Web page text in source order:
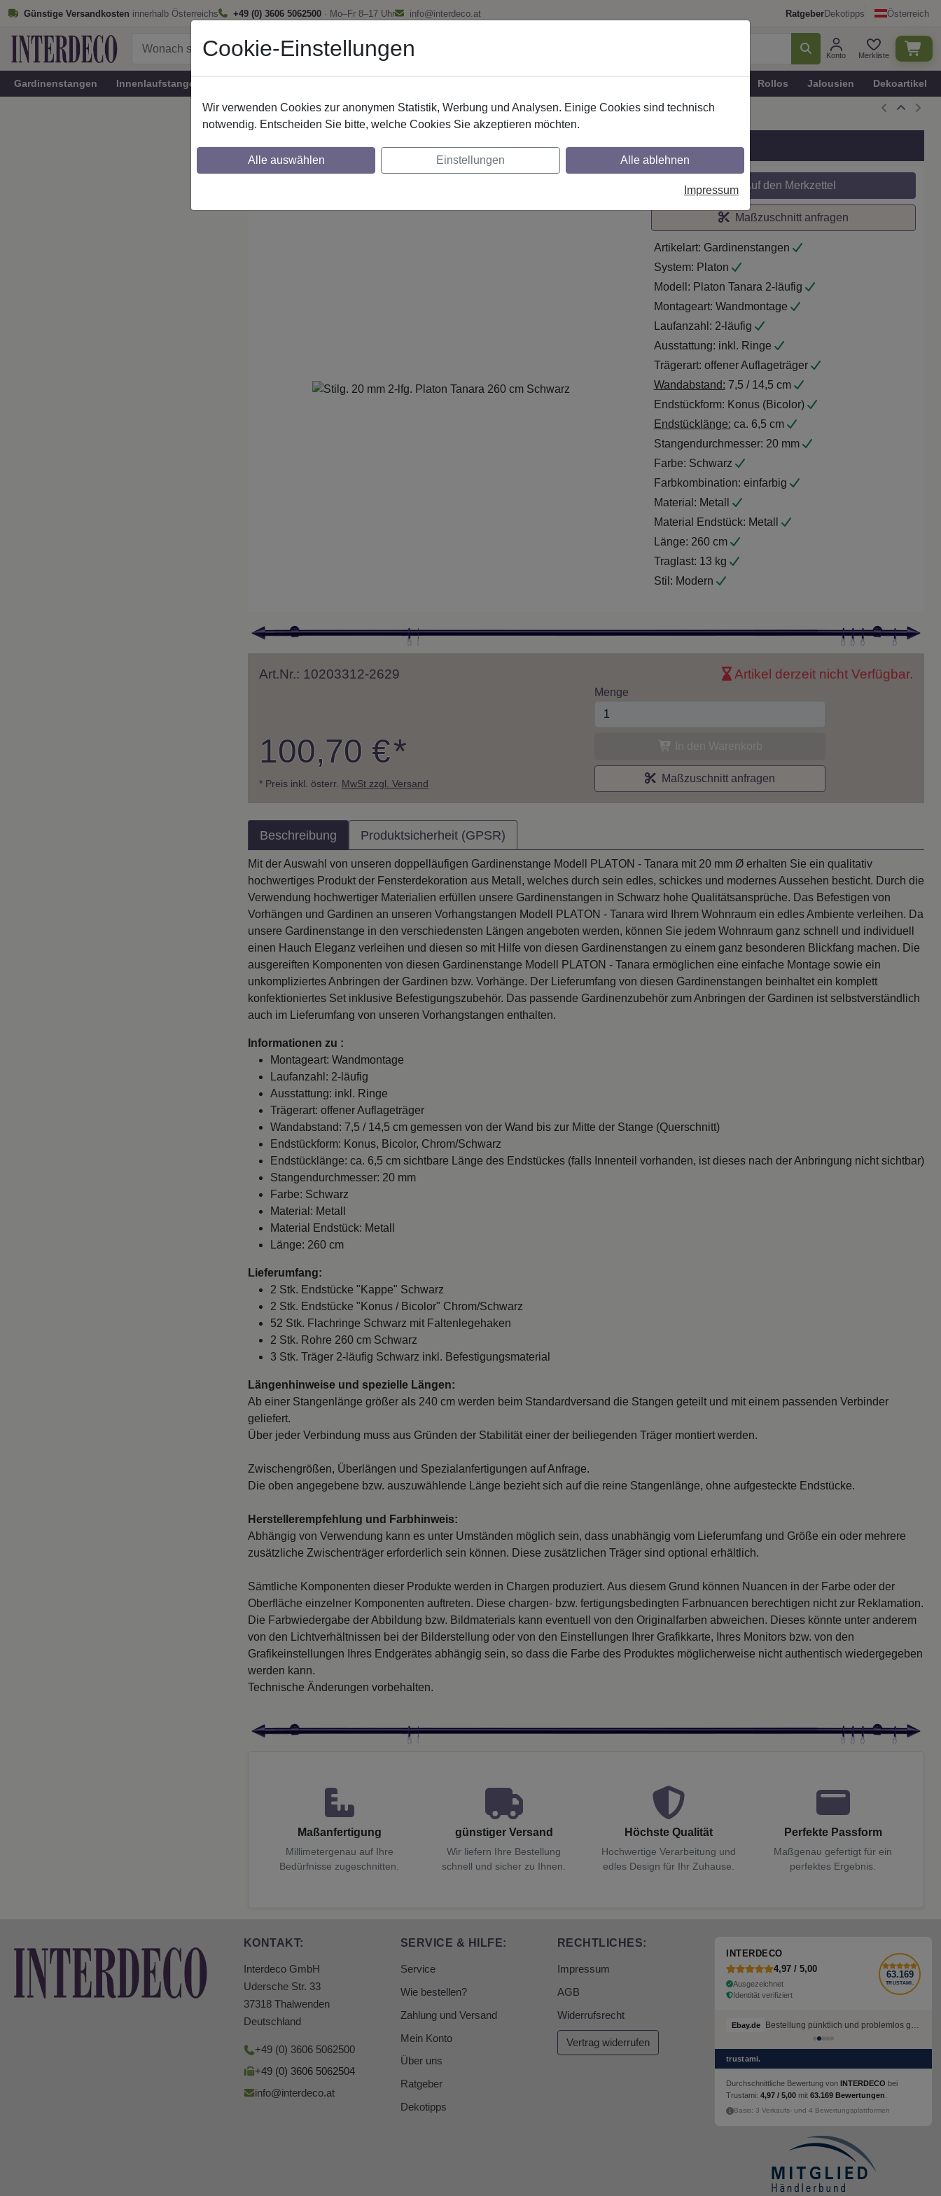
Günstige Versandkosten innerhalb Österreichs +49 (0) 3606 5062500 · Mo–Fr 8–17 Uhr info@interdeco.at RatgeberDekotipps Österreich
Konto Merkliste
Gardinenstangen Innenlaufstangen Rollos Jalousien Dekoartikel
Stilg. 20 mm 2-lfg. Platon Tanara 260 cm Schwarz
Maßzuschnitt möglich
Auf den Merkzettel
Maßzuschnitt anfragen
Artikelart: Gardinenstangen
System: Platon
Modell: Platon Tanara 2-läufig
Montageart: Wandmontage
Laufanzahl: 2-läufig
Ausstattung: inkl. Ringe
Trägerart: offener Auflageträger
Wandabstand: 7,5 / 14,5 cm
Endstückform: Konus (Bicolor)
Endstücklänge: ca. 6,5 cm
Stangendurchmesser: 20 mm
Farbe: Schwarz
Farbkombination: einfarbig
Material: Metall
Material Endstück: Metall
Länge: 260 cm
Traglast: 13 kg
Stil: Modern
Art.Nr.: 10203312-2629 Artikel derzeit nicht Verfügbar.
100,70 €*
* Preis inkl. österr. MwSt zzgl. Versand
Menge
Maßzuschnitt anfragen
Beschreibung Produktsicherheit (GPSR)
Mit der Auswahl von unseren doppelläufigen Gardinenstange Modell PLATON - Tanara mit 20 mm Ø erhalten Sie ein qualitativ
hochwertiges Produkt der Fensterdekoration aus Metall, welches durch sein edles, schickes und modernes Aussehen besticht. Durch die
Verwendung hochwertiger Materialien erfüllen unsere Gardinenstangen in Schwarz hohe Qualitätsansprüche. Das Befestigen von
Vorhängen und Gardinen an unseren Vorhangstangen Modell PLATON - Tanara wird Ihrem Wohnraum ein edles Ambiente verleihen. Da
unsere Gardinenstange in den verschiedensten Längen angeboten werden, können Sie jedem Wohnraum ganz schnell und individuell
einen Hauch Eleganz verleihen und diesen so mit Hilfe von diesen Gardinenstangen zu einem ganz besonderen Blickfang machen. Die
ausgereiften Komponenten von diesen Gardinenstange Modell PLATON - Tanara ermöglichen eine einfache Montage sowie ein
unkompliziertes Anbringen der Gardinen bzw. Vorhänge. Der Lieferumfang von diesen Gardinenstangen beinhaltet ein komplett
konfektioniertes Set inklusive Befestigungszubehör. Das passende Gardinenzubehör zum Anbringen der Gardinen ist selbstverständlich
auch im Lieferumfang von unseren Vorhangstangen enthalten.
Informationen zu :
Montageart: Wandmontage
Laufanzahl: 2-läufig
Ausstattung: inkl. Ringe
Trägerart: offener Auflageträger
Wandabstand: 7,5 / 14,5 cm gemessen von der Wand bis zur Mitte der Stange (Querschnitt)
Endstückform: Konus, Bicolor, Chrom/Schwarz
Endstücklänge: ca. 6,5 cm sichtbare Länge des Endstückes (falls Innenteil vorhanden, ist dieses nach der Anbringung nicht sichtbar)
Stangendurchmesser: 20 mm
Farbe: Schwarz
Material: Metall
Material Endstück: Metall
Länge: 260 cm
Lieferumfang:
2 Stk. Endstücke "Kappe" Schwarz
2 Stk. Endstücke "Konus / Bicolor" Chrom/Schwarz
52 Stk. Flachringe Schwarz mit Faltenlegehaken
2 Stk. Rohre 260 cm Schwarz
3 Stk. Träger 2-läufig Schwarz inkl. Befestigungsmaterial
Längenhinweise und spezielle Längen:
Ab einer Stangenlänge größer als 240 cm werden beim Standardversand die Stangen geteilt und mit einem passenden Verbinder
geliefert.
Über jeder Verbindung muss aus Gründen der Stabilität einer der beiliegenden Träger montiert werden.
Zwischengrößen, Überlängen und Spezialanfertigungen auf Anfrage.
Die oben angegebene bzw. auszuwählende Länge bezieht sich auf die reine Stangenlänge, ohne aufgesteckte Endstücke.
Herstellerempfehlung und Farbhinweis:
Abhängig von Verwendung kann es unter Umständen möglich sein, dass unabhängig vom Lieferumfang und Größe ein oder mehrere
zusätzliche Zwischenträger erforderlich sein können. Diese zusätzlichen Träger sind optional erhältlich.
Sämtliche Komponenten dieser Produkte werden in Chargen produziert. Aus diesem Grund können Nuancen in der Farbe oder der
Oberfläche einzelner Komponenten auftreten. Diese chargen- bzw. fertigungsbedingten Farbnuancen berechtigen nicht zur Reklamation.
Die Farbwiedergabe der Abbildung bzw. Bildmaterials kann eventuell von den Originalfarben abweichen. Dieses könnte unter anderem
von den Lichtverhältnissen bei der Bilderstellung oder von den Einstellungen Ihrer Grafikkarte, Ihres Monitors bzw. von den
Grafikeinstellungen Ihres Endgerätes abhängig sein, so dass die Farbe des Produktes möglicherweise nicht authentisch wiedergegeben
werden kann.
Technische Änderungen vorbehalten.
Maßanfertigung
Millimetergenau auf Ihre
Bedürfnisse zugeschnitten.
günstiger Versand
Wir liefern Ihre Bestellung
schnell und sicher zu Ihnen.
Höchste Qualität
Hochwertige Verarbeitung und
edles Design für Ihr Zuhause.
Perfekte Passform
Maßgenau gefertigt für ein
perfektes Ergebnis.
KONTAKT:
Interdeco GmbH
Udersche Str. 33
37318 Thalwenden
Deutschland
+49 (0) 3606 5062500
+49 (0) 3606 5062504
info@interdeco.at
SERVICE & HILFE:
Service
Wie bestellen?
Zahlung und Versand
Mein Konto
Über uns
Ratgeber
Dekotipps
RECHTLICHES:
Impressum
AGB
Widerrufsrecht
Vertrag widerrufen
INTERDECO
4,97 / 5,00
Ausgezeichnet
Identität verifiziert
63.169
TRUSTAMI.
Ebay.de Bestellung pünktlich und problemlos geliefert
trustami.
Durchschnittliche Bewertung von INTERDECO bei
Trustami: 4,97 / 5,00 mit 63.169 Bewertungen
Basis: 3 Verkaufs- und 4 Bewertungsplattformen
Cookie-Einstellungen
Wir verwenden Cookies zur anonymen Statistik, Werbung und Analysen. Einige Cookies sind technisch
notwendig. Entscheiden Sie bitte, welche Cookies Sie akzeptieren möchten.
Alle auswählen Einstellungen Alle ablehnen
Impressum